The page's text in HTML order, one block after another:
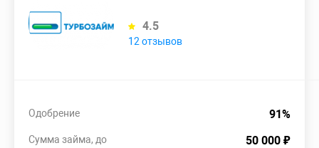
4.5
12 отзывов
91%
Одобрение
50 000 ₽
Сумма займа, до